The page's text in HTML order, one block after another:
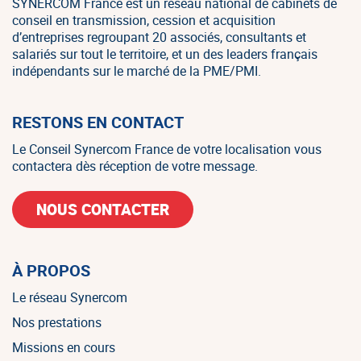
conseil en transmission, cession et acquisition
d’entreprises regroupant 20 associés, consultants et
salariés sur tout le territoire, et un des leaders français
indépendants sur le marché de la PME/PMI.
RESTONS EN CONTACT
Le Conseil Synercom France de votre localisation vous
contactera dès réception de votre message.
NOUS CONTACTER
À PROPOS
Le réseau Synercom
Nos prestations
Missions en cours